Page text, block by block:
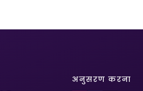
अनुसरण करना